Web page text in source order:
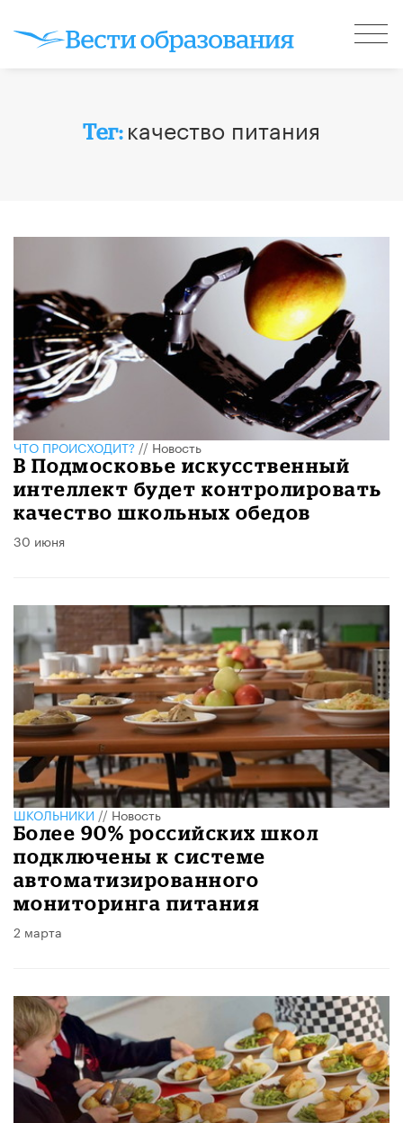
Тег: качество питания
ЧТО ПРОИСХОДИТ?//Новость
В Подмосковье искусственный
интеллект будет контролировать
качество школьных обедов
30 июня
ШКОЛЬНИКИ//Новость
Более 90% российских школ
подключены к системе
автоматизированного
мониторинга питания
2 марта